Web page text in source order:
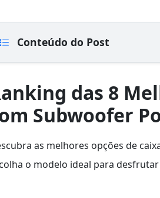
Conteúdo do Post
das 8
Subwoofer
as melhores opções de
o modelo ideal para